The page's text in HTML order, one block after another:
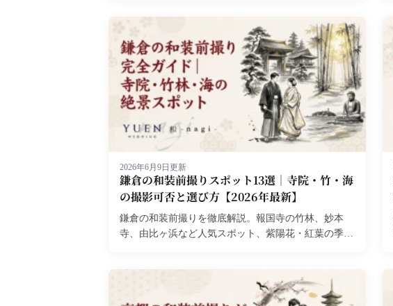
2026年6月9日更新
鎌倉の和装前撮りスポット13選｜寺院・竹・海
の撮影可否と選び方【2026年最新】
鎌倉の和装前撮りを徹底解説。報国寺の竹林、妙本
寺、由比ヶ浜など人気スポット、紫陽花・紅葉の季節